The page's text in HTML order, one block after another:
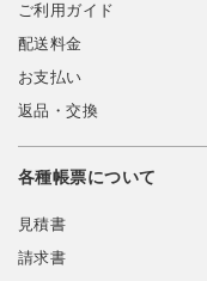
ご利用ガイド
配送料金
お支払い
返品・交換
各種帳票について
見積書
請求書